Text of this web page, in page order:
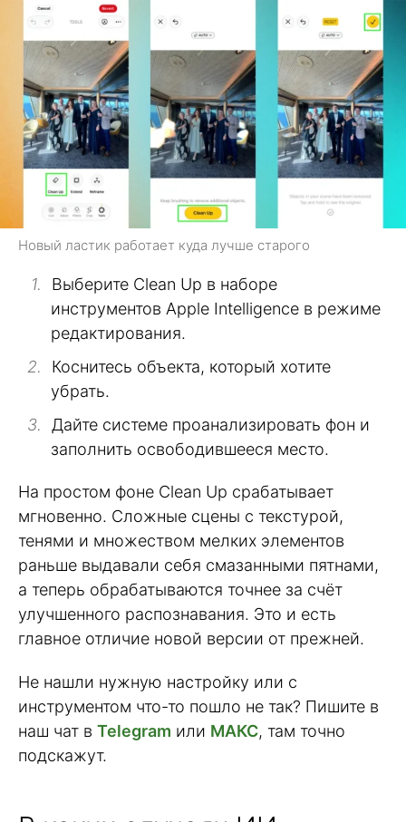
Новый ластик работает куда лучше старого
Выберите Clean Up в наборе
инструментов Apple Intelligence в режиме
редактирования.
Коснитесь объекта, который хотите
убрать.
Дайте системе проанализировать фон и
заполнить освободившееся место.
На простом фоне Clean Up срабатывает
мгновенно. Сложные сцены с текстурой,
тенями и множеством мелких элементов
раньше выдавали себя смазанными пятнами,
а теперь обрабатываются точнее за счёт
улучшенного распознавания. Это и есть
главное отличие новой версии от прежней.
Не нашли нужную настройку или с
инструментом что-то пошло не так? Пишите в
наш чат в Telegram или МАКС, там точно
подскажут.